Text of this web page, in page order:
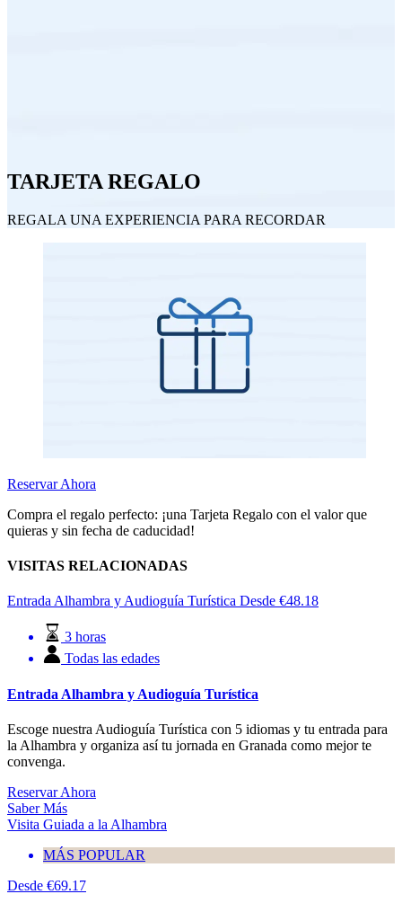
TARJETA REGALO
REGALA UNA EXPERIENCIA PARA RECORDAR
Reservar Ahora
Compra el regalo perfecto: ¡una Tarjeta Regalo con el valor que
quieras y sin fecha de caducidad!
VISITAS RELACIONADAS
Entrada Alhambra y Audioguía Turística Desde €48.18
3 horas
Todas las edades
Entrada Alhambra y Audioguía Turística
Escoge nuestra Audioguía Turística con 5 idiomas y tu entrada para
la Alhambra y organiza así tu jornada en Granada como mejor te
convenga.
Reservar Ahora
Saber Más
Visita Guiada a la Alhambra
MÁS POPULAR
Desde €69.17